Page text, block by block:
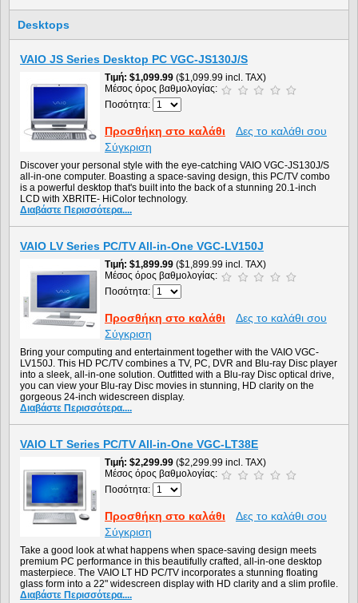
Desktops
VAIO JS Series Desktop PC VGC-JS130J/S
Τιμή $1,099.99 ($1,099.99 incl. TAX)
Μέσος όρος βαθμολογίας:
Ποσότητα:
Προσθήκη στο καλάθι
Δες το καλάθι σου
Σύγκριση
Discover your personal style with the eye-catching VAIO VGC-JS130J/S
all-in-one computer. Boasting a space-saving design, this PC/TV combo
is a powerful desktop that's built into the back of a stunning 20.1-inch
LCD with XBRITE- HiColor technology.
Διαβάστε Περισσότερα....
VAIO LV Series PC/TV All-in-One VGC-LV150J
Τιμή $1,899.99 ($1,899.99 incl. TAX)
Μέσος όρος βαθμολογίας:
Ποσότητα:
Προσθήκη στο καλάθι
Δες το καλάθι σου
Σύγκριση
Bring your computing and entertainment together with the VAIO VGC-
LV150J. This HD PC/TV combines a TV, PC, DVR and Blu-ray Disc player
into a sleek, all-in-one solution. Outfitted with a Blu-ray Disc optical drive,
you can view your Blu-ray Disc movies in stunning, HD clarity on the
gorgeous 24-inch widescreen display.
Διαβάστε Περισσότερα....
VAIO LT Series PC/TV All-in-One VGC-LT38E
Τιμή $2,299.99 ($2,299.99 incl. TAX)
Μέσος όρος βαθμολογίας:
Ποσότητα:
Προσθήκη στο καλάθι
Δες το καλάθι σου
Σύγκριση
Take a good look at what happens when space-saving design meets
premium PC performance in this beautifully crafted, all-in-one desktop
masterpiece. The VAIO LT HD PC/TV incorporates a stunning floating
glass form into a 22" widescreen display with HD clarity and a slim profile.
Διαβάστε Περισσότερα....